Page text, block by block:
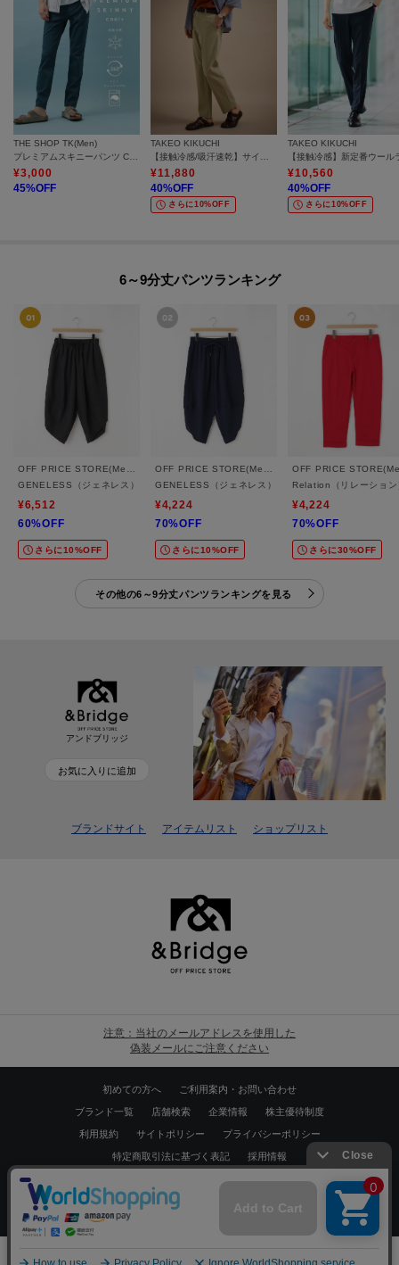
THE SHOP TK(Men)
¥3,000
45%OFF
TAKEO KIKUCHI
¥11,880
40%OFF
さらに10%OFF
TAKEO KIKUCHI
¥10,560
40%OFF
さらに10%OFF
6～9分丈パンツランキング
GENELESS（ジェネレス） ドライポリ アラジンパンツ
¥6,512
60%OFF
さらに10%OFF
GENELESS（ジェネレス） アムンゼン アラジンパンツ
¥4,224
70%OFF
さらに10%OFF
Relation（リレーショ
¥4,224
70%OFF
さらに30%OFF
その他の6～9分丈パンツランキングを見る
アンドブリッジ
お気に入りに追加
ブランドサイト アイテムリスト ショップリスト
注意：当社のメールアドレスを使用した
偽装メールにご注意ください
初めての方へ ご利用案内・お問い合わせ
ブランド一覧 店舗検索 企業情報 株主優待制度
利用規約 サイトポリシー プライバシーポリシー
特定商取引法に基づく表記 採用情報
Copyrights © WORLD CO.,LTD. All rights reserved.
スマートフォン ｜PC